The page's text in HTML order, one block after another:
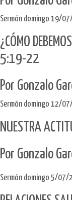
Sermón domingo 19/
¿CÓMO
5:19-22
Por Gonzalo
Sermón domingo 12/
NUESTRA
Por Gonzalo
Sermón domingo 5/07/